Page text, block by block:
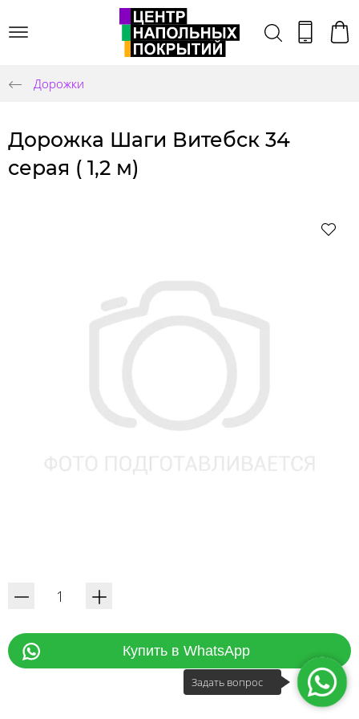
Дорожки
Дорожка Шаги Витебск 34
серая ( 1,2 м)
Купить в WhatsApp
Задать вопрос